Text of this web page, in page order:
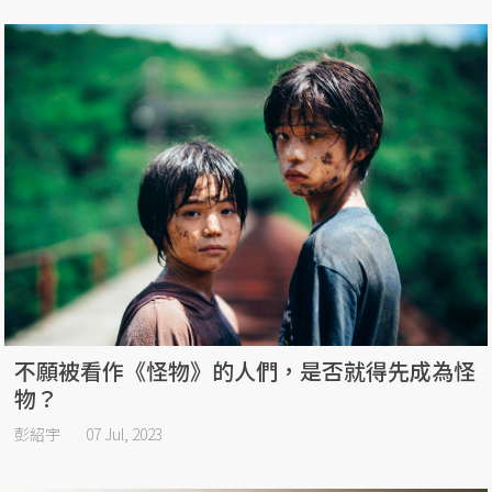
不願被看作《怪物》的人們，是否就得先成為怪
物？
彭紹宇 07 Jul, 2023